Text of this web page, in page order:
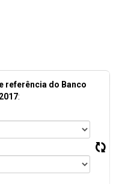
referência do Banco
: